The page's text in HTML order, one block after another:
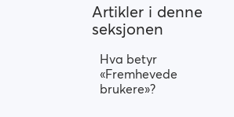
Artikler i denne
seksjonen
Hva betyr
«Fremhevede
brukere»?